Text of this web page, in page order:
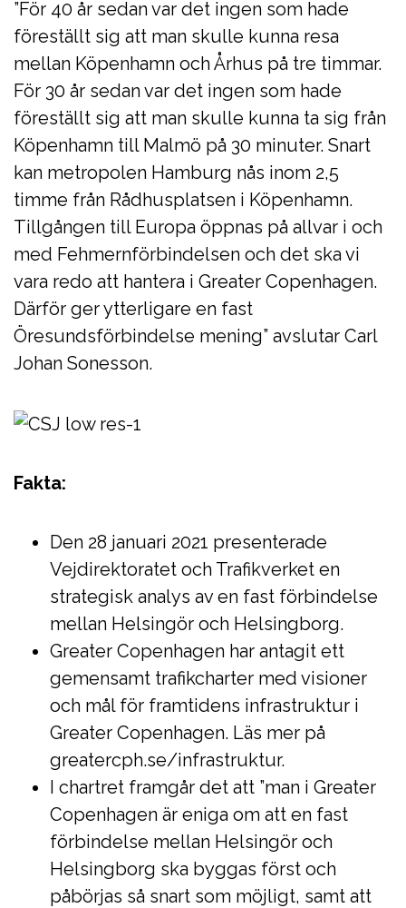
”För 40 år sedan var det ingen som hade
föreställt sig att man skulle kunna resa
mellan Köpenhamn och Århus på tre timmar.
För 30 år sedan var det ingen som hade
föreställt sig att man skulle kunna ta sig från
Köpenhamn till Malmö på 30 minuter. Snart
kan metropolen Hamburg nås inom 2,5
timme från Rådhusplatsen i Köpenhamn.
Tillgången till Europa öppnas på allvar i och
med Fehmernförbindelsen och det ska vi
vara redo att hantera i Greater Copenhagen.
Därför ger ytterligare en fast
Öresundsförbindelse mening” avslutar Carl
Johan Sonesson.
Fakta:
Den 28 januari 2021 presenterade
Vejdirektoratet och Trafikverket en
strategisk analys av en fast förbindelse
mellan Helsingör och Helsingborg.
Greater Copenhagen har antagit ett
gemensamt trafikcharter med visioner
och mål för framtidens infrastruktur i
Greater Copenhagen. Läs mer på
greatercph.se/infrastruktur.
I chartret framgår det att ”man i Greater
Copenhagen är eniga om att en fast
förbindelse mellan Helsingör och
Helsingborg ska byggas först och
påbörjas så snart som möjligt, samt att